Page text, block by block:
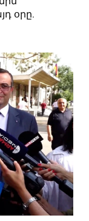
օրը.